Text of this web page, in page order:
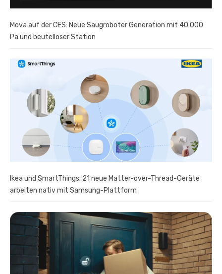
Mova auf der CES: Neue Saugroboter Generation mit 40.000
Pa und beutelloser Station
Ikea und SmartThings: 21 neue Matter-over-Thread-Geräte
arbeiten nativ mit Samsung-Plattform